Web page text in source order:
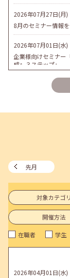
2026年07月27日(月)
8月のセミナー情報
2026年07月01日(水)
企業様向けセミナー
成』３ステップ」
2026年06月26日(金)
7月のセミナー情報
2026年06月03日(水)
メールカウンセリン
についてのお知らせ
2026年04月25日(土)
5月のセミナー情報
2026年04月02日(木)
先月
対象カテゴリ
開催方法
在職者 学生
2026年04月01日(水)